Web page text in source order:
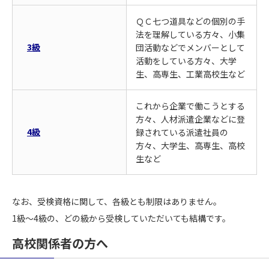
3級
ＱＣ七つ道具などの個別の手
法を理解している方々、小集
団活動などでメンバーとして
活動をしている方々、大学
生、高専生、工業高校生など
4級
これから企業で働こうとする
方々、人材派遣企業などに登
録されている派遣社員の
方々、大学生、高専生、高校
生など
なお、受検資格に関して、各級とも制限はありません。
1級～4級の、どの級から受検していただいても結構です。
高校関係者の方へ